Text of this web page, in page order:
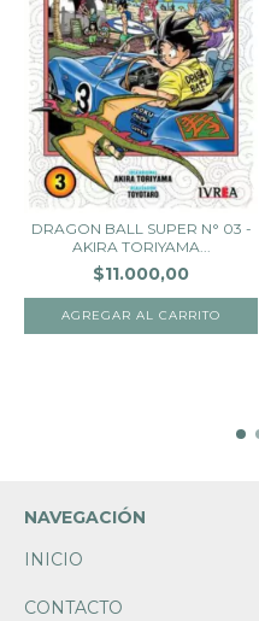
DRAGON BALL SUPER N° 03 -
AKIRA TORIYAMA...
$11.000,00
NAVEGACIÓN
INICIO
CONTACTO